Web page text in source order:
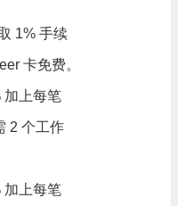
1% 手续
卡免费。
加上每笔
2 个工作
加上每笔